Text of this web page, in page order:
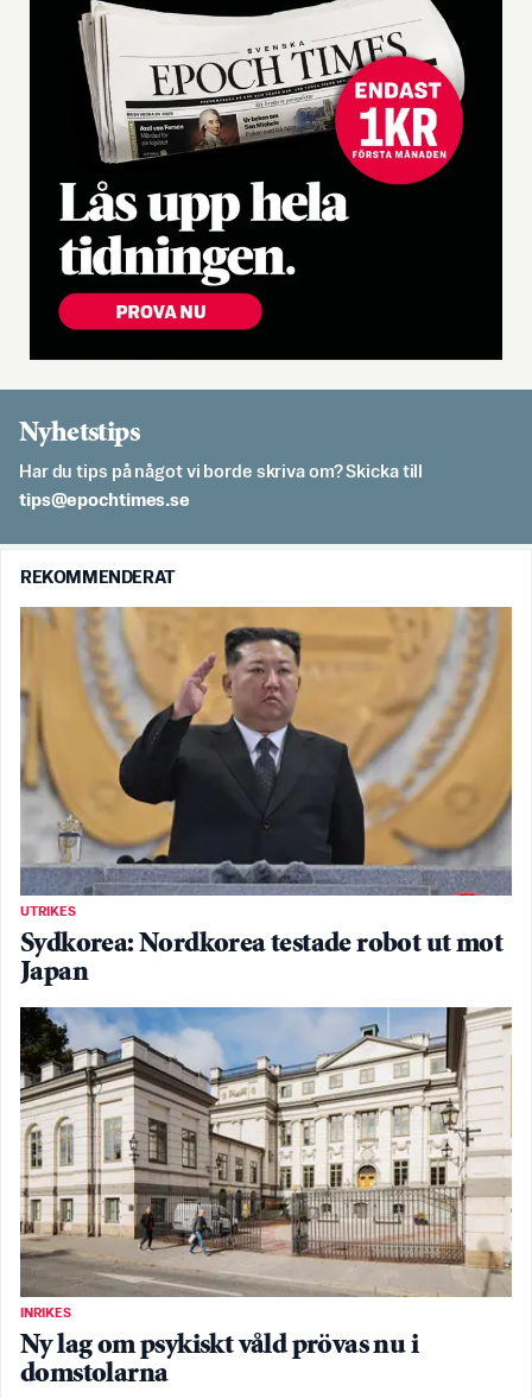
Nyhetstips
Har du tips på något vi borde skriva om? Skicka till
es.semithcope@spit
REKOMMENDERAT
UTRIKES
Sydkorea: Nordkorea testade robot ut mot
Japan
INRIKES
Ny lag om psykiskt våld prövas nu i
domstolarna